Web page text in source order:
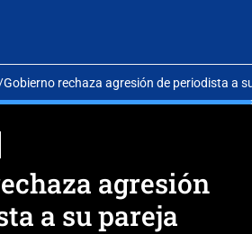
Gobierno rechaza agresión de periodista a
agresión
a su pareja